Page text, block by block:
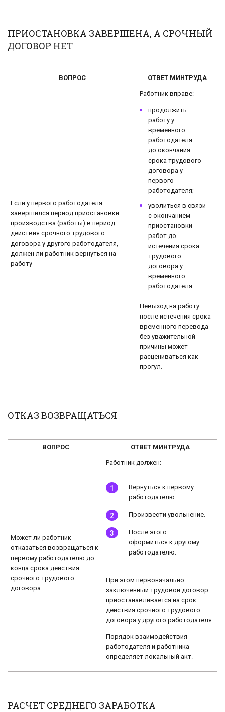
ПРИОСТАНОВКА ЗАВЕРШЕНА, А СРОЧНЫЙ
ДОГОВОР НЕТ
ВОПРОС ОТВЕТ МИНТРУДА
Если у первого работодателя
завершился период приостановки
производства (работы) в период
действия срочного трудового
договора у другого работодателя,
должен ли работник вернуться на
работу
Работник вправе:
продолжить
работу у
временного
работодателя –
до окончания
срока трудового
договора у
первого
работодателя;
уволиться в связи
с окончанием
приостановки
работ до
истечения срока
трудового
договора у
временного
работодателя.
Невыход на работу
после истечения срока
временного перевода
без уважительной
причины может
расцениваться как
прогул.
ОТКАЗ ВОЗВРАЩАТЬСЯ
ВОПРОС ОТВЕТ МИНТРУДА
Может ли работник
отказаться возвращаться к
первому работодателю до
конца срока действия
срочного трудового
договора
Работник должен:
Вернуться к первому
работодателю.
Произвести увольнение.
После этого
оформиться к другому
работодателю.
При этом первоначально
заключенный трудовой договор
приостанавливается на срок
действия срочного трудового
договора у другого работодателя.
Порядок взаимодействия
работодателя и работника
определяет локальный акт.
РАСЧЕТ СРЕДНЕГО ЗАРАБОТКА